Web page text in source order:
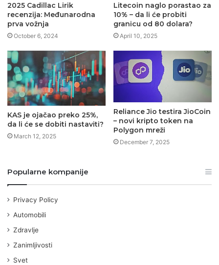
2025 Cadillac Lirik
recenzija: Međunarodna
prva vožnja
October 6, 2024
Litecoin naglo porastao za
10% – da li će probiti
granicu od 80 dolara?
April 10, 2025
KAS je ojačao preko 25%,
da li će se dobiti nastaviti?
March 12, 2025
Reliance Jio testira JioCoin
– novi kripto token na
Polygon mreži
December 7, 2025
Popularne kompanije
Privacy Policy
Automobili
Zdravlje
Zanimljivosti
Svet